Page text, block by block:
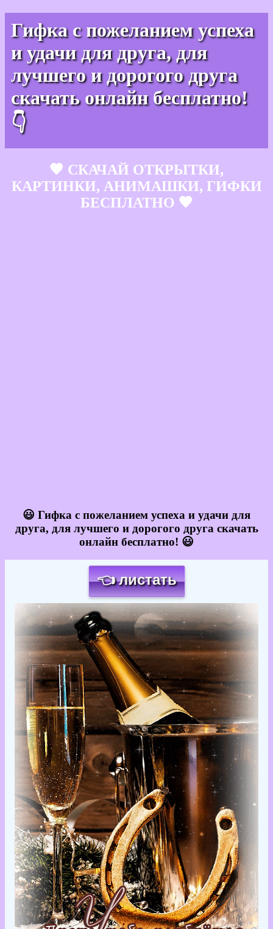
Гифка с пожеланием успеха
и удачи для друга, для
лучшего и дорогого друга
скачать онлайн бесплатно!
👇
🧡 СКАЧАЙ ОТКРЫТКИ,
КАРТИНКИ, АНИМАШКИ, ГИФКИ
БЕСПЛАТНО 🧡
😃 Гифка с пожеланием успеха и удачи для
друга, для лучшего и дорогого друга скачать
онлайн бесплатно! 😃
👈 листать
Загрузка картинки...